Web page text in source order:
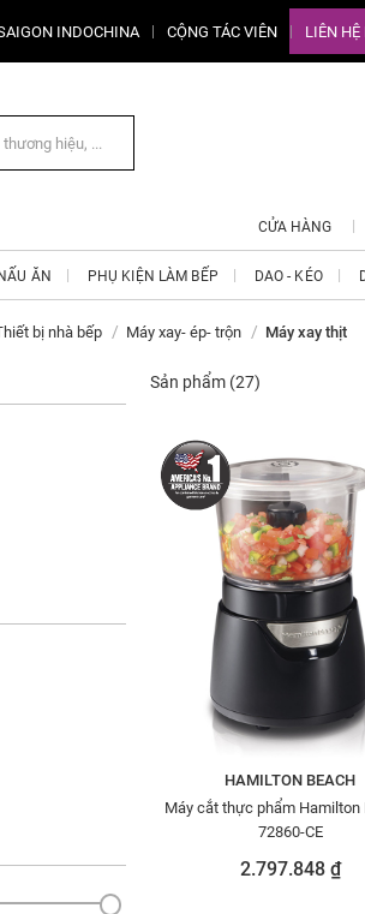
INDOCHINA CỘNG TÁC VIÊN LIÊN HỆ
CỬA HÀNG
ĂN PHỤ KIỆN LÀM BẾP DAO - KÉO
bị nhà bếp Máy xay- ép- trộn Máy xay thịt
Sản phẩm (27)
HAMILTON BEACH
Máy cắt thực phẩm Hamilton
72860-CE
2.797.848 ₫